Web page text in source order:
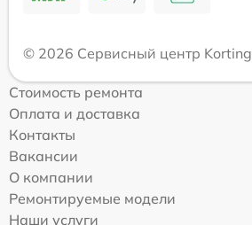
© 2026 Сервисный центр Korting
Стоимость ремонта
Оплата и доставка
Контакты
Вакансии
О компании
Ремонтируемые модели
Наши услуги